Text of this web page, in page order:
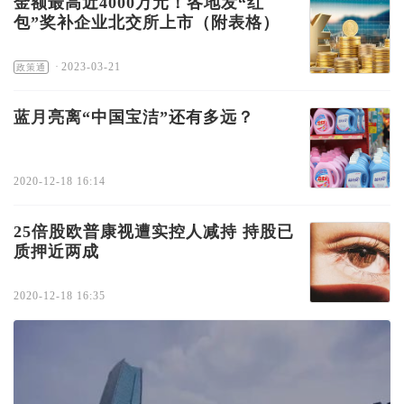
包”奖补企业北交所上市（附表格）
政策通 · 2023-03-21
蓝月亮离“中国宝洁”还有多远？
2020-12-18 16:14
25倍股欧普康视遭实控人减持 持股已
质押近两成
2020-12-18 16:35